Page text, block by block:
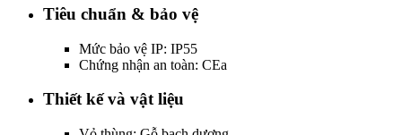
Tiêu chuẩn & bảo vệ
Mức bảo vệ IP: IP55
Chứng nhận an toàn: CEa
Thiết kế và vật liệu